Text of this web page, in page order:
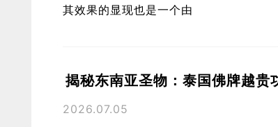
其效果的显现也是一个由
揭秘东南亚圣物：泰国佛牌越贵
2026.07.05